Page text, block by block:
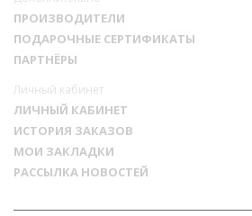
ПРОИЗВОДИТЕЛИ
ПОДАРОЧНЫЕ СЕРТИФИКАТЫ
ПАРТНЁРЫ
Личный кабинет
ЛИЧНЫЙ КАБИНЕТ
ИСТОРИЯ ЗАКАЗОВ
МОИ ЗАКЛАДКИ
РАССЫЛКА НОВОСТЕЙ